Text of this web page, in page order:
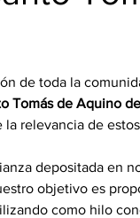
de toda la
Tomás de Aquino
relevancia de
depositada en
objetivo es
como hilo